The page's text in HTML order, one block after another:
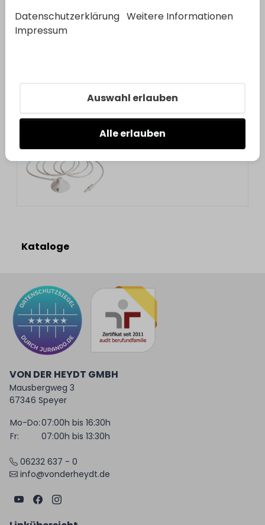
Kataloge
VON DER HEYDT GMBH
Mausbergweg 3
67346 Speyer
Mo-Do:07:00h bis 16:30h
Fr:
07:00h bis 13:30h
06232 637 - 0
info@vonderheydt.de
Datenschutzerklärung Weitere Informationen
Impressum
Auswahl erlauben
Alle erlauben